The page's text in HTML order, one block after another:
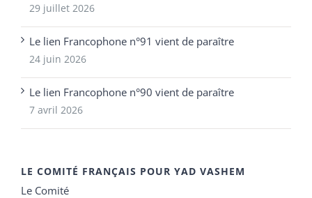
29 juillet 2026
Le lien Francophone n°91 vient de paraître
24 juin 2026
Le lien Francophone n°90 vient de paraître
7 avril 2026
LE COMITÉ FRANÇAIS POUR YAD VASHEM
Le Comité